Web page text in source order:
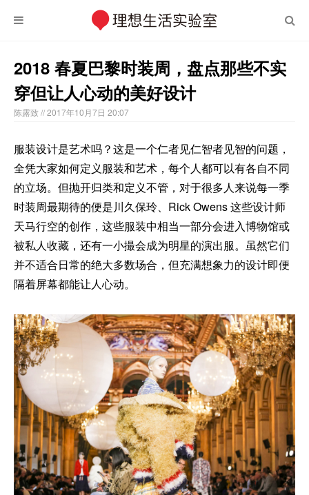
2018 春夏巴黎时装周，盘点那些不实
穿但让人心动的美好设计
陈露致// 2017年10月7日 20:07
服装设计是艺术吗？这是一个仁者见仁智者见智的问题，
全凭大家如何定义服装和艺术，每个人都可以有各自不同
的立场。但抛开归类和定义不管，对于很多人来说每一季
时装周最期待的便是川久保玲、Rick Owens 这些设计师
天马行空的创作，这些服装中相当一部分会进入博物馆或
被私人收藏，还有一小撮会成为明星的演出服。虽然它们
并不适合日常的绝大多数场合，但充满想象力的设计即便
隔着屏幕都能让人心动。